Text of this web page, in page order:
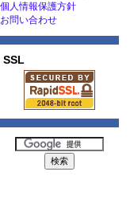
個人情報保護方針
お問い合わせ
SSL